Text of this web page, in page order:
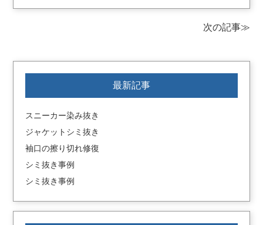
次の記事≫
最新記事
スニーカー染み抜き
ジャケットシミ抜き
袖口の擦り切れ修復
シミ抜き事例
シミ抜き事例